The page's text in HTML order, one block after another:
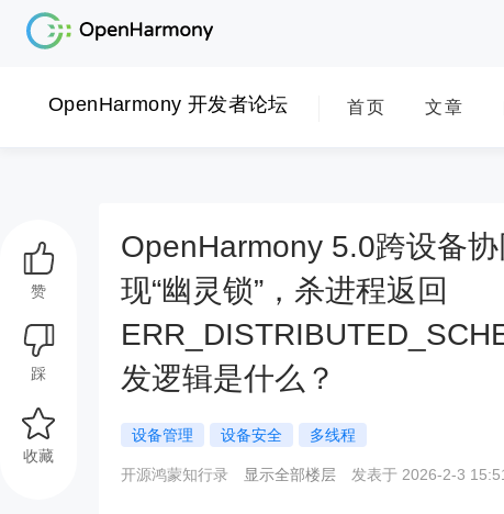
OpenHarmony 开发者论坛 首页 文章
赞
踩
收藏
OpenHarmony 5.0跨设备
现“幽灵锁”，杀进程返回
发逻辑是什么？
设备管理 设备安全 多线程
开源鸿蒙知行录 显示全部楼层 发表于 2026-2-3